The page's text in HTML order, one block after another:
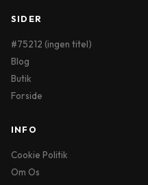
SIDER
#75212 (ingen titel)
Blog
Butik
Forside
INFO
Cookie Politik
Om Os